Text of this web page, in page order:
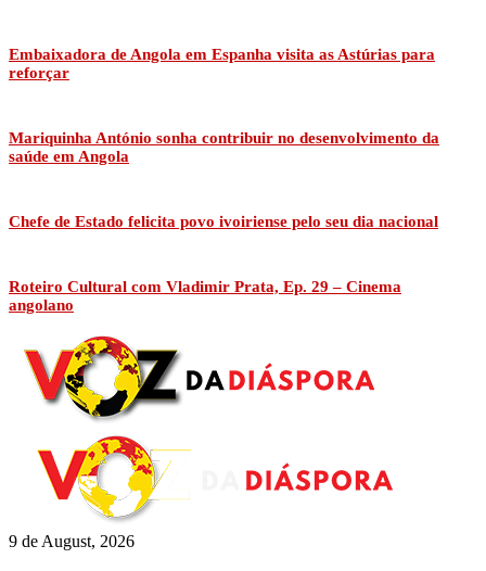
Embaixadora de Angola em Espanha visita as Astúrias para
reforçar
Mariquinha António sonha contribuir no desenvolvimento da
saúde em Angola
Chefe de Estado felicita povo ivoiriense pelo seu dia nacional
Roteiro Cultural com Vladimir Prata, Ep. 29 – Cinema
angolano
9 de August, 2026